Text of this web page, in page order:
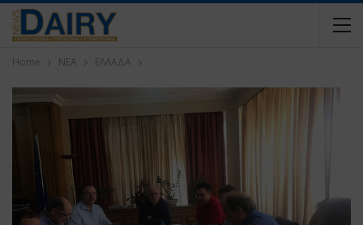
Home ΝΕΑ ΕΛΛΑΔΑ